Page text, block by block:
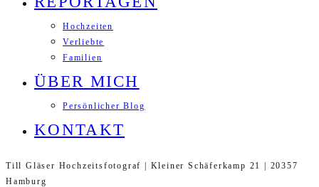
Hochzeiten
Verliebte
Familien
ÜBER MICH
Persönlicher Blog
KONTAKT
Till Gläser Hochzeitsfotograf | Kleiner Schäferkamp 21 | 20357
Hamburg